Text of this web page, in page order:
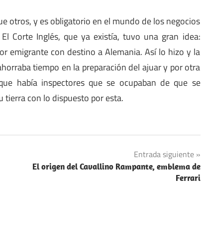
otros, y es obligatorio en el mundo de los negocios
Corte Inglés, que ya existía, tuvo una gran idea:
emigrante con destino a Alemania. Así lo hizo y la
tiempo en la preparación del ajuar y por otra
había inspectores que se ocupaban de que se
tierra con lo dispuesto por esta.
Entrada siguiente
El origen del Cavallino Rampante, emblema de
Ferrari